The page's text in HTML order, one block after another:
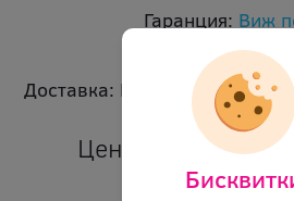
Гаранция: Виж
Оцени
Доставка: Безплатна
Цена: 36.84 €